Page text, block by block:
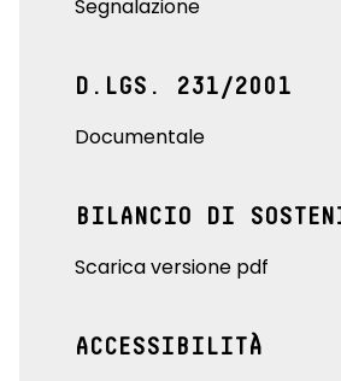
Segnalazione
D.LGS. 231/2001
Documentale
BILANCIO DI
Scarica versione pdf
ACCESSIBILITÀ